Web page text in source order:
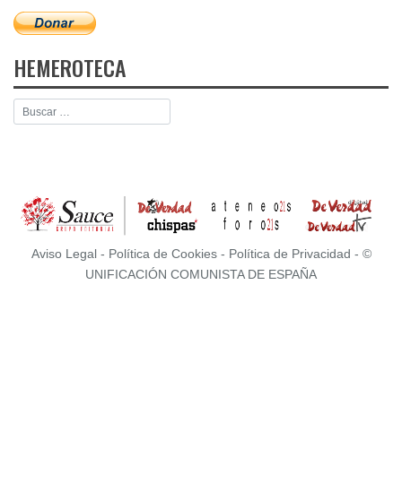
HEMEROTECA
Aviso Legal - Política de Cookies- Política de Privacidad - ©
UNIFICACIÓN COMUNISTA DE ESPAÑA